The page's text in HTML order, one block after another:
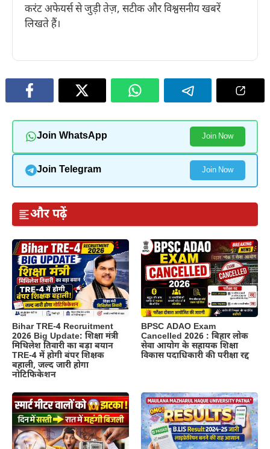
करंट अफेयर्स से जुड़ी तेज़, सटीक और विश्वसनीय खबरें
लिखते हैं।
Join WhatsApp Join Now
Join Telegram Join Now
और पढ़ें
Bihar TRE-4 Recruitment
2026 Big Update: शिक्षा मंत्री
मिथिलेश तिवारी का बड़ा बयान
TRE-4 में होगी बंपर शिक्षक
बहाली, जल्द जारी होगा
नोटिफिकेशन
BPSC ADAO Exam
Cancelled 2026 : बिहार लोक
सेवा आयोग के सहायक शिक्षा
विकास पदाधिकारी की परीक्षा रद्द